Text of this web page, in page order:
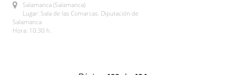
Salamanca (Salamanca)
Lugar: Sala de las Comarcas. Diputación de
Salamanca
Hora: 10:30 h.